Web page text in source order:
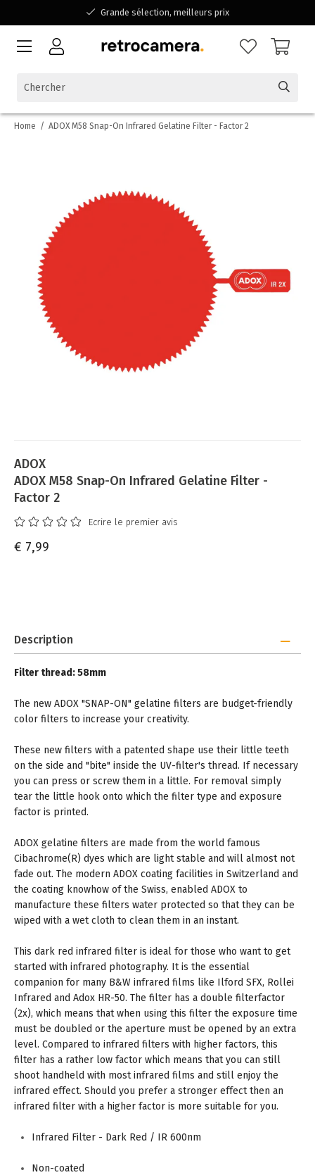
Grande sélection, meilleurs prix
Disponible pour toutes vos questions
Home / ADOX M58 Snap-On Infrared Gelatine Filter - Factor 2
ADOX
ADOX M58 Snap-On Infrared Gelatine Filter -
Factor 2
Ecrire le premier avis
€ 7,99
Description
Filter thread: 58mm
The new ADOX "SNAP-ON" gelatine filters are budget-friendly
color filters to increase your creativity.
These new filters with a patented shape use their little teeth
on the side and "bite" inside the UV-filter's thread. If necessary
you can press or screw them in a little. For removal simply
tear the little hook onto which the filter type and exposure
factor is printed.
ADOX gelatine filters are made from the world famous
Cibachrome(R) dyes which are light stable and will almost not
fade out. The modern ADOX coating facilities in Switzerland and
the coating knowhow of the Swiss, enabled ADOX to
manufacture these filters water protected so that they can be
wiped with a wet cloth to clean them in an instant.
This dark red infrared filter is ideal for those who want to get
started with infrared photography. It is the essential
companion for many B&W infrared films like Ilford SFX, Rollei
Infrared and Adox HR-50. The filter has a double filterfactor
(2x), which means that when using this filter the exposure time
must be doubled or the aperture must be opened by an extra
level. Compared to infrared filters with higher factors, this
filter has a rather low factor which means that you can still
shoot handheld with most infrared films and still enjoy the
infrared effect. Should you prefer a stronger effect then an
infrared filter with a higher factor is more suitable for you.
Infrared Filter - Dark Red / IR 600nm
Non-coated